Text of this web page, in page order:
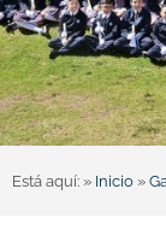
Está aquí: » Inicio »